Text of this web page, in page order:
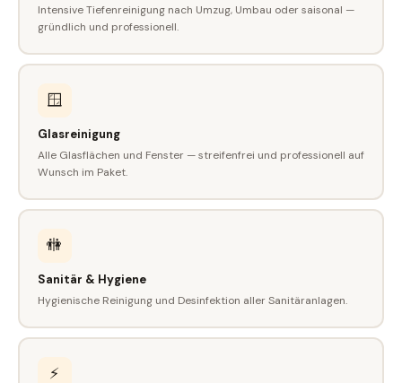
Intensive Tiefenreinigung nach Umzug, Umbau oder saisonal —
gründlich und professionell.
🪟
Glasreinigung
Alle Glasflächen und Fenster — streifenfrei und professionell auf
Wunsch im Paket.
🚻
Sanitär & Hygiene
Hygienische Reinigung und Desinfektion aller Sanitäranlagen.
⚡